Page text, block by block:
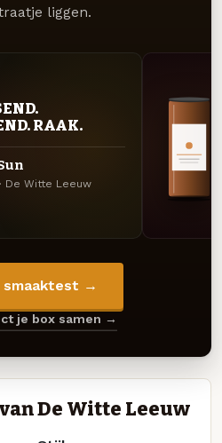
liggen.
RAAK.
De Witte Leeuw
smaaktest →
je box samen →
De Witte Leeuw